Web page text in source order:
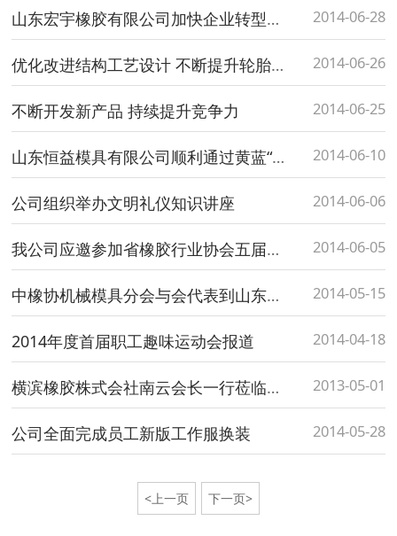
山东宏宇橡胶有限公司加快企业转型升级 2014-06-28
优化改进结构工艺设计 不断提升轮胎性能 2014-06-26
不断开发新产品 持续提升竞争力 2014-06-25
山东恒益模具有限公司顺利通过黄蓝“两区” 专项资金项目验收 2014-06-10
公司组织举办文明礼仪知识讲座 2014-06-06
我公司应邀参加省橡胶行业协会五届二次理事扩大会议 2014-06-05
中橡协机械模具分会与会代表到山东恒益模具有限公司参观指导 2014-05-15
2014年度首届职工趣味运动会报道 2014-04-18
横滨橡胶株式会社南云会长一行莅临公司参观交流 2013-05-01
公司全面完成员工新版工作服换装 2014-05-28
<上一页 下一页>